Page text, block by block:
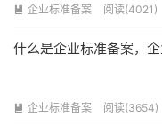
 企业标准备案 阅读(4021)
什么是企业标准备案，
 企业标准备案 阅读(3654)